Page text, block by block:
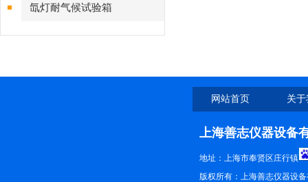
氙灯耐气候试验箱
网站首页 关
上海善志仪器设备
地址：上海市奉贤区庄行镇
版权所有：上海善志仪器设